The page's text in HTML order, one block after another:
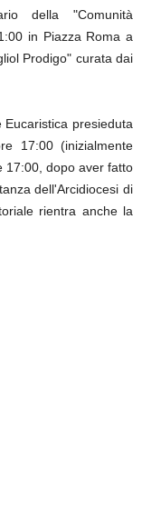
della "Comunità
in Piazza Roma a
Prodigo" curata dai
presieduta
17:00 (inizialmente
17:00, dopo aver fatto
dell'Arcidiocesi di
rientra anche la